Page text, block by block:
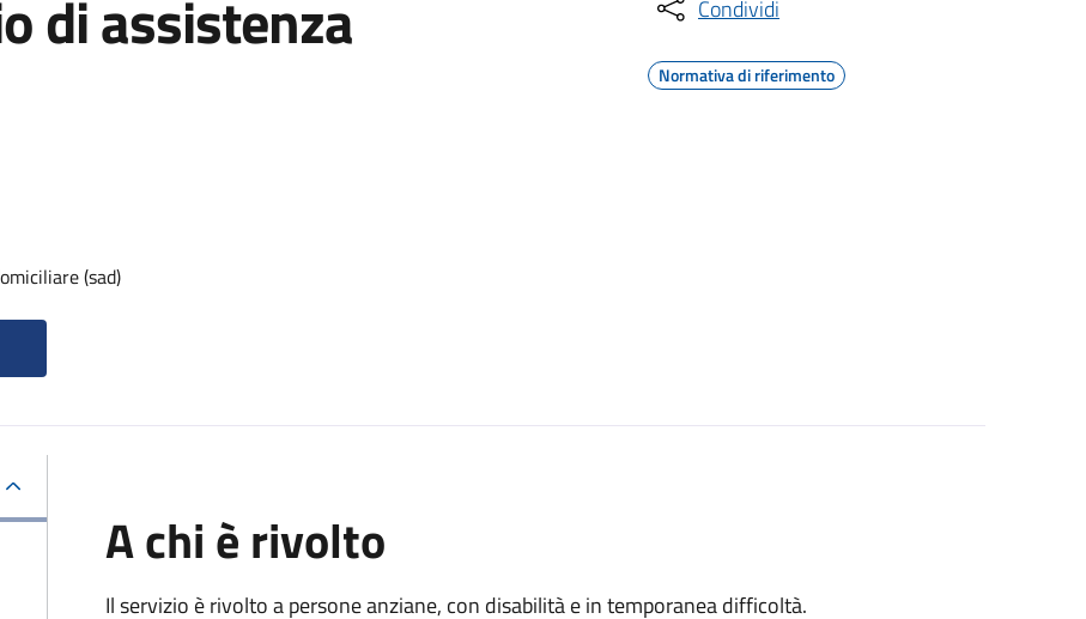
di assistenza
(sad)
Condividi
Normativa di riferimento
A chi è rivolto
Il servizio è rivolto a persone anziane, con disabilità e in temporanea difficoltà.